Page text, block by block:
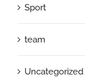
Sport
team
Uncategorized